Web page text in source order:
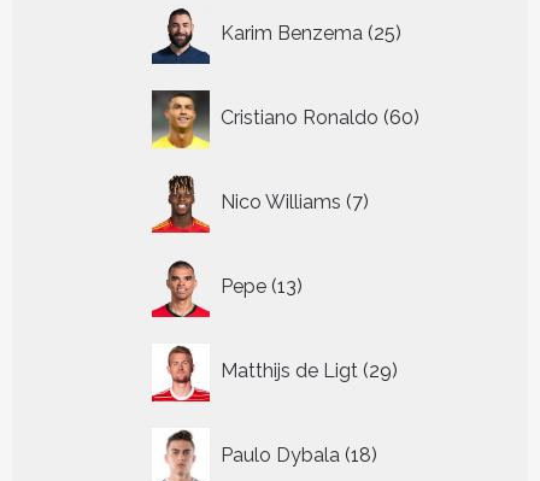
Karim Benzema 25
producten
Cristiano Ronaldo 60
producten
Nico Williams 7
producten
Pepe 13
producten
Matthijs de Ligt 29
producten
Paulo Dybala 18
producten